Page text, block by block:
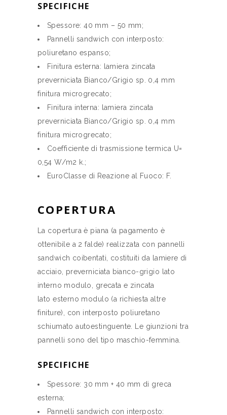
SPECIFICHE
Spessore: 40 mm – 50 mm;
Pannelli sandwich con interposto:
poliuretano espanso;
Finitura esterna: lamiera zincata
preverniciata Bianco/Grigio sp. 0,4 mm
finitura microgrecato;
Finitura interna: lamiera zincata
preverniciata Bianco/Grigio sp. 0,4 mm
finitura microgrecato;
Coefficiente di trasmissione termica U=
0,54 W/m2 k.;
EuroClasse di Reazione al Fuoco: F.
COPERTURA
La copertura è piana (a pagamento è
ottenibile a 2 falde) realizzata con pannelli
sandwich coibentati, costituiti da lamiere di
acciaio, preverniciata bianco-grigio lato
interno modulo, grecata e zincata
lato esterno modulo (a richiesta altre
finiture), con interposto poliuretano
schiumato autoestinguente. Le giunzioni tra
pannelli sono del tipo maschio-femmina.
SPECIFICHE
Spessore: 30 mm + 40 mm di greca
esterna;
Pannelli sandwich con interposto: